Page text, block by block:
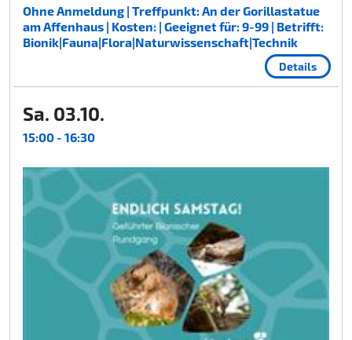
Ohne Anmeldung | Treffpunkt: An der Gorillastatue
am Affenhaus | Kosten: | Geeignet für: 9-99 | Betrifft:
Bionik|Fauna|Flora|Naturwissenschaft|Technik
Details
Sa. 03.10.
15:00 - 16:30